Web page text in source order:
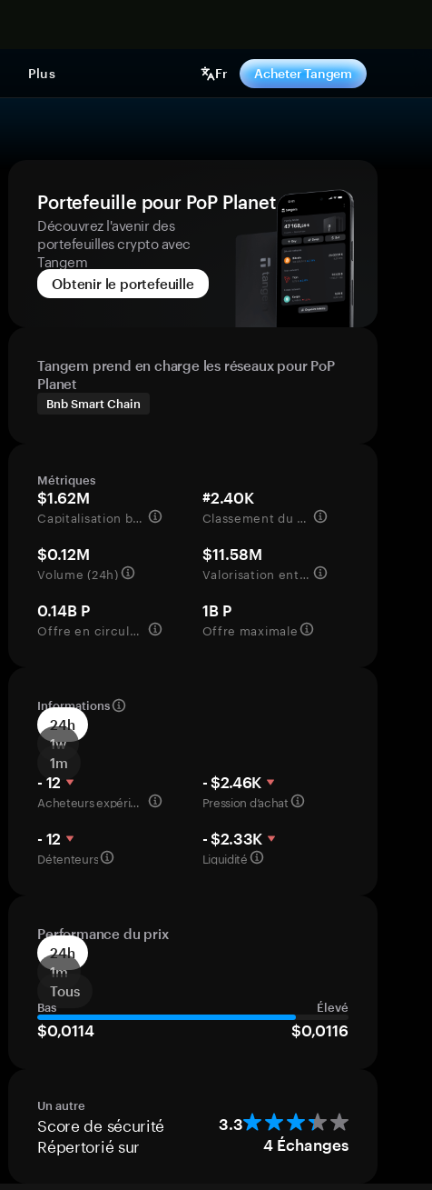
Plus Fr Acheter Tangem
Portefeuille pour PoP Planet
Découvrez l'avenir des
portefeuilles crypto avec
Tangem
Obtenir le portefeuille
Tangem prend en charge les réseaux pour PoP
Planet
Bnb Smart Chain
Métriques
$1.62M
Capitalisation boursière
#2.40K
Classement du marché
$0.12M
Volume (24h)
$11.58M
Valorisation entièrement diluée
0.14B P
Offre en circulation
1B P
Offre maximale
Informations
24h
1w
1m
- 12
Acheteurs expérimentés
- $2.46K
Pression d’achat
- 12
Détenteurs
- $2.33K
Liquidité
Performance du prix
24h
1m
Tous
Bas Élevé
$0,0114 $0,0116
Un autre
Score de sécurité 3.3
Répertorié sur 4 Échanges